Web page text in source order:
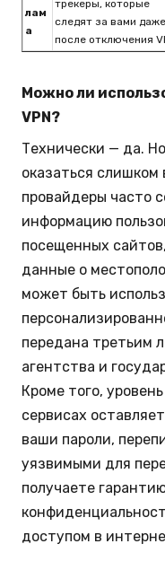
лам
а
трекеры, которые
следят за вами даже
после отключения
Можно ли
VPN?
Технически — да.
оказаться слишком
провайдеры часто
информацию
посещенных
данные о
может быть
передана третьим
агентства и
Кроме того,
сервисах
ваши пароли,
уязвимыми для
получаете
доступом в